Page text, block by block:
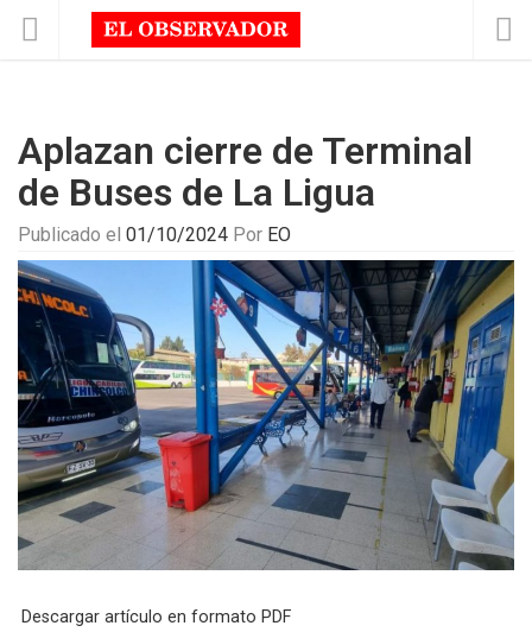
Aplazan cierre de Terminal
de Buses de La Ligua
Publicado el 01/10/2024 Por EO
Descargar artículo en formato PDF